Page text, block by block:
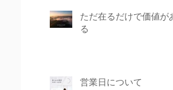
ただ在るだけで価値があ
る
営業日について